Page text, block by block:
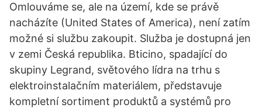
Omlouváme se, ale na území, kde se právě
nacházíte (United States of America), není zatím
možné si službu zakoupit. Služba je dostupná jen
v zemi Česká republika. Bticino, spadající do
skupiny Legrand, světového lídra na trhu s
elektroinstalačním materiálem, představuje
kompletní sortiment produktů a systémů pro